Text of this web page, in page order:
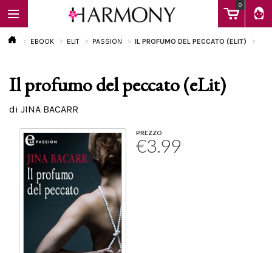
0
EBOOK
Calendario
EBOOK ELIT PASSION IL PROFUMO DEL PECCATO (ELIT)
Il profumo del peccato (eLit)
di JINA BACARR
PREZZO
€3.99